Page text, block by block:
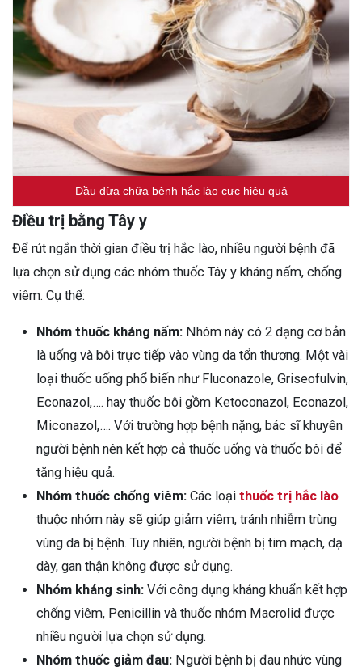
Dầu dừa chữa bệnh hắc lào cực hiệu quả
Điều trị bằng Tây y
Để rút ngắn thời gian điều trị hắc lào, nhiều người bệnh đã
lựa chọn sử dụng các nhóm thuốc Tây y kháng nấm, chống
viêm. Cụ thể:
Nhóm thuốc kháng nấm: Nhóm này có 2 dạng cơ bản
là uống và bôi trực tiếp vào vùng da tổn thương. Một vài
loại thuốc uống phổ biến như Fluconazole, Griseofulvin,
Econazol,…. hay thuốc bôi gồm Ketoconazol, Econazol,
Miconazol,…. Với trường hợp bệnh nặng, bác sĩ khuyên
người bệnh nên kết hợp cả thuốc uống và thuốc bôi để
tăng hiệu quả.
Nhóm thuốc chống viêm: Các loại thuốc trị hắc lào
thuộc nhóm này sẽ giúp giảm viêm, tránh nhiễm trùng
vùng da bị bệnh. Tuy nhiên, người bệnh bị tim mạch, dạ
dày, gan thận không được sử dụng.
Nhóm kháng sinh: Với công dụng kháng khuẩn kết hợp
chống viêm, Penicillin và thuốc nhóm Macrolid được
nhiều người lựa chọn sử dụng.
Nhóm thuốc giảm đau: Người bệnh bị đau nhức vùng